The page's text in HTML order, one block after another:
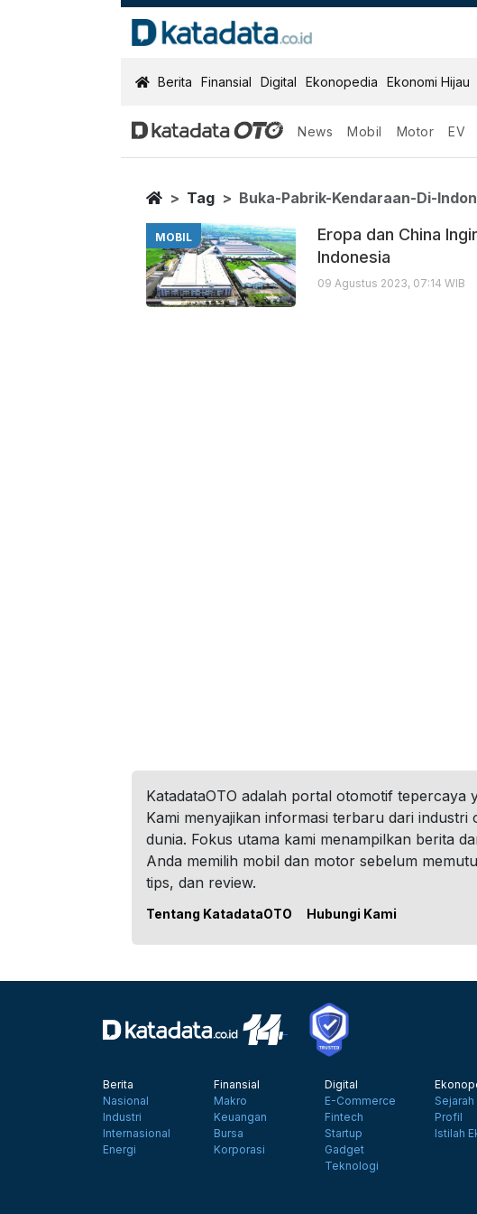
KatadataOTO
Berita Finansial Digital Ekonopedia Ekonomi Hijau
News Mobil Motor EV
Buka Pabrik
Berita Terbaru
Home
Tag Buka-Pabrik-Kendaraan-Di-
MOBIL
Eropa dan China
Indonesia
09 Agustus 2023, 07:14 WIB
KatadataOTO adalah portal otomotif tepercaya
Kami menyajikan informasi terbaru dari
dunia. Fokus utama kami menampilkan berita
Anda memilih mobil dan motor sebelum
tips, dan review.
Tentang KatadataOTO Hubungi Kami
Berita
Nasional
Industri
Internasional
Energi
Finansial
Makro
Keuangan
Bursa
Korporasi
Digital
E-Commerce
Fintech
Startup
Gadget
Teknologi
Profil
Istilah